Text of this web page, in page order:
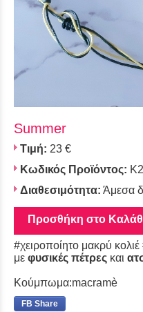
Summer
Τιμή: 23 €
Κωδικός Προϊόντος:
Διαθεσιμότητα: Άμεσα
Προσθήκη στο
#χειροποίητο μακρύ κολιέ
με φυσικές πέτρες και
Κούμπωμα:macramè
FB Share